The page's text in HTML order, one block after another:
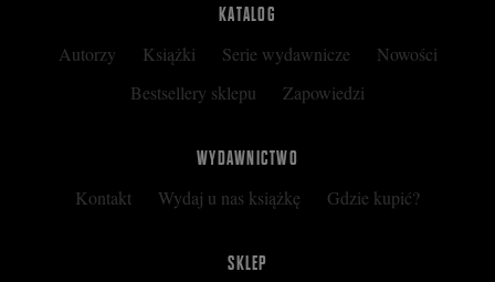
KATALOG
Autorzy Książki Serie wydawnicze
Nowości
Bestsellery sklepu
Zapowiedzi
WYDAWNICTWO
Kontakt Wydaj u nas książkę Gdzie kupić?
SKLEP